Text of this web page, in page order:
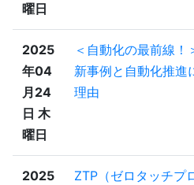
曜日
2025
年04
月24
日 木
曜日
＜自動化の最前線
新事例と自動化推進
理由
2025
ZTP（ゼロタッチプ